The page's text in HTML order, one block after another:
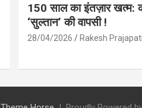
150 साल का इंतज़ार खत्म:
‘सुल्तान’ की वापसी !
28/04/2026 Rakesh Prajapati